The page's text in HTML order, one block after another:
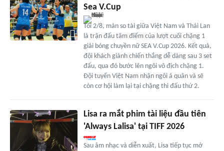
Sea V.Cup
Tối 2/8, màn so tài giữa Việt Nam và Thái Lan
là trận đấu tâm điểm của lượt cuối chặng 1
giải bóng chuyền nữ SEA V.Cup 2026. Kết quả,
đội khách giành chiến thắng dễ dàng sau 3 set
đấu, qua đó bước lên ngôi vô địch chặng 1.
Đội tuyển Việt Nam nhận ngôi á quân và sẽ
còn cơ hội làm lại tại chặng thi đấu thứ 2.
Lisa ra mắt phim tài liệu đầu tiên
'Always Lalisa' tại TIFF 2026
Sau âm nhạc và diễn xuất, Lisa tiếp tục mở